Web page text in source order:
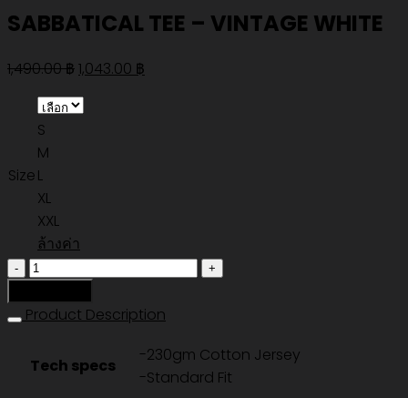
SABBATICAL TEE – VINTAGE WHITE
1,490.00฿Original
was:
1,043.00 ฿
Size
S
M
L
XL
XXL
ล้างค่า
จำนวน
TEE
VINTAGE
Product Description
Tech specs
-230gm Cotton Jersey
-Standard Fit